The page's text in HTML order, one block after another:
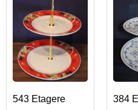
543 Etagere 384